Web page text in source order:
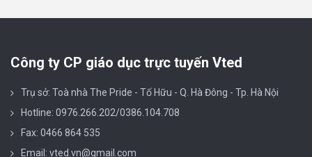
Công ty CP giáo dục trực tuyến Vted
Trụ sở: Toà nhà The Pride - Tố Hữu - Q. Hà Đông - Tp. Hà Nội
Hotline: 0976.266.202/0386.104.708
Fax: 0466 864 535
Email: vted.vn@gmail.com